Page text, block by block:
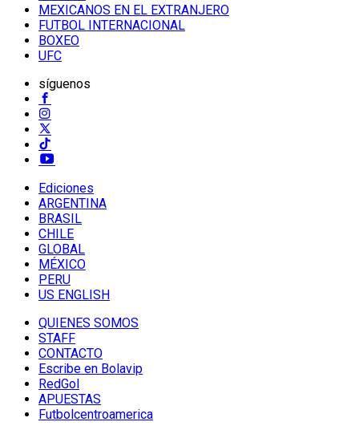
MEXICANOS EN EL EXTRANJERO
FUTBOL INTERNACIONAL
BOXEO
UFC
síguenos
Ediciones
ARGENTINA
BRASIL
CHILE
GLOBAL
MÉXICO
PERU
US ENGLISH
QUIENES SOMOS
STAFF
CONTACTO
Escribe en Bolavip
RedGol
APUESTAS
Futbolcentroamerica